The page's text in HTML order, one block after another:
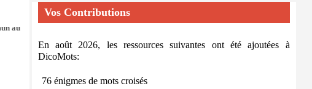
au
Vos Contributions
En août 2026, les ressources suivantes ont été ajoutées à
DicoMots:
76 énigmes de mots croisés